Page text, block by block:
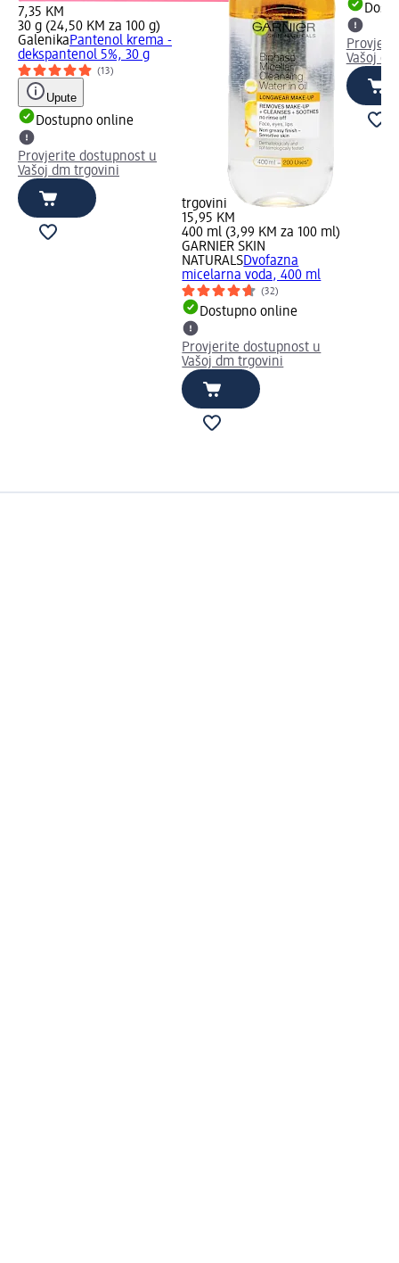
7,35 KM
30 g (24,50 KM za 100 g)
GalenikaPantenol krema -
dekspantenol 5%, 30 g
(13)
Upute
Dostupno online
Provjerite dostupnost u
Vašoj dm trgovini
trgovini
15,95 KM
400 ml (3,99 KM za 100 ml)
GARNIER SKIN
NATURALSDvofazna
micelarna voda, 400 ml
(32)
Dostupno online
Provjerite dostupnost u
Vašoj dm trgovini
Vašoj